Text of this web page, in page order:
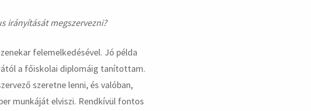
irányítását megszervezni?
felemelkedésével. Jó példa
a főiskolai diplomáig tanítottam.
szeretne lenni, és valóban,
munkáját elviszi. Rendkívül fontos